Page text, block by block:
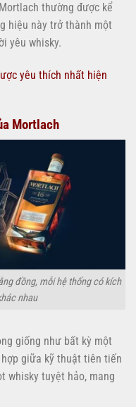
thường được kể
hiệu này trở thành một
yêu whisky.
yêu thích nhất hiện
Mortlach
đồng, mỗi hệ thống có kích
nhau
giống như bất kỳ một
giữa kỹ thuật tiên tiến
whisky tuyệt hảo, mang